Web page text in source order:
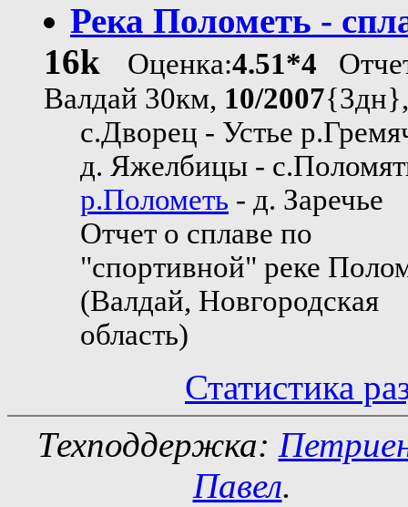
Река Полометь -
16k
Оценка:4.51*4
Валдай 30км, 10/2007
с.Дворец - Устье
д. Яжелбицы -
р.Полометь - д. Заречье
Отчет о сплаве по
"спортивной" реке
(Валдай, Новгородская
область)
Статистика
Техподдержка:
Павел.